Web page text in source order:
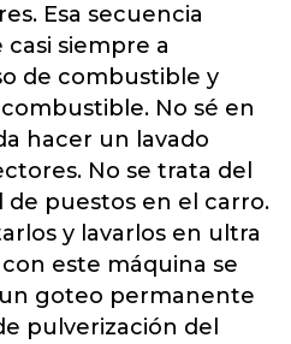
Esa secuencia
siempre a
de combustible y
No sé en
hacer un lavado
No se trata del
de puestos en el carro.
y lavarlos en ultra
este máquina se
goteo permanente
pulverización del